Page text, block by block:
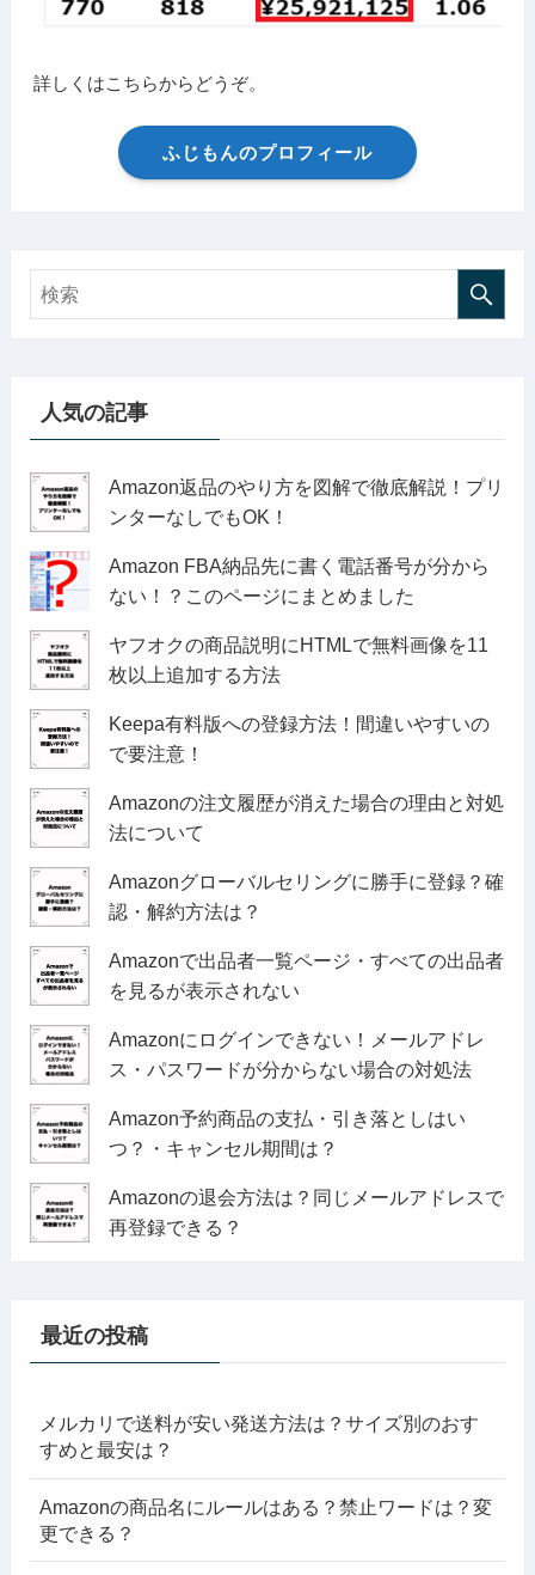
詳しくはこちらからどうぞ。
ふじもんのプロフィール
人気の記事
Amazon返品のやり方を図解で徹底解説！プリ
ンターなしでもOK！
Amazon FBA納品先に書く電話番号が分から
ない！？このページにまとめました
ヤフオクの商品説明にHTMLで無料画像を11
枚以上追加する方法
Keepa有料版への登録方法！間違いやすいの
で要注意！
Amazonの注文履歴が消えた場合の理由と対処
法について
Amazonグローバルセリングに勝手に登録？確
認・解約方法は？
Amazonで出品者一覧ページ・すべての出品者
を見るが表示されない
Amazonにログインできない！メールアドレ
ス・パスワードが分からない場合の対処法
Amazon予約商品の支払・引き落としはい
つ？・キャンセル期間は？
Amazonの退会方法は？同じメールアドレスで
再登録できる？
最近の投稿
メルカリで送料が安い発送方法は？サイズ別のおす
すめと最安は？
Amazonの商品名にルールはある？禁止ワードは？変
更できる？